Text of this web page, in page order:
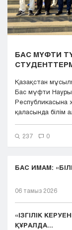
Туркестан
Уральск
Усть-
БАС МҮФТИ
Қазақстан
Бас мүфти
Республикасына
қаласында білім
237 0
БАС ИМАМ:
06 тамыз 2026
«ІЗГІЛІК
ҚҰРАЛДА...